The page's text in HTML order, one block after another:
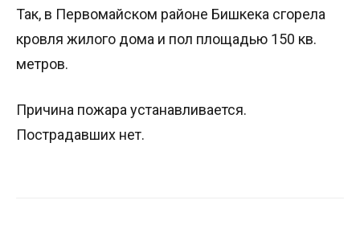
Так, в Первомайском районе Бишкека сгорела
кровля жилого дома и пол площадью 150 кв.
метров.
Причина пожара устанавливается.
Пострадавших нет.